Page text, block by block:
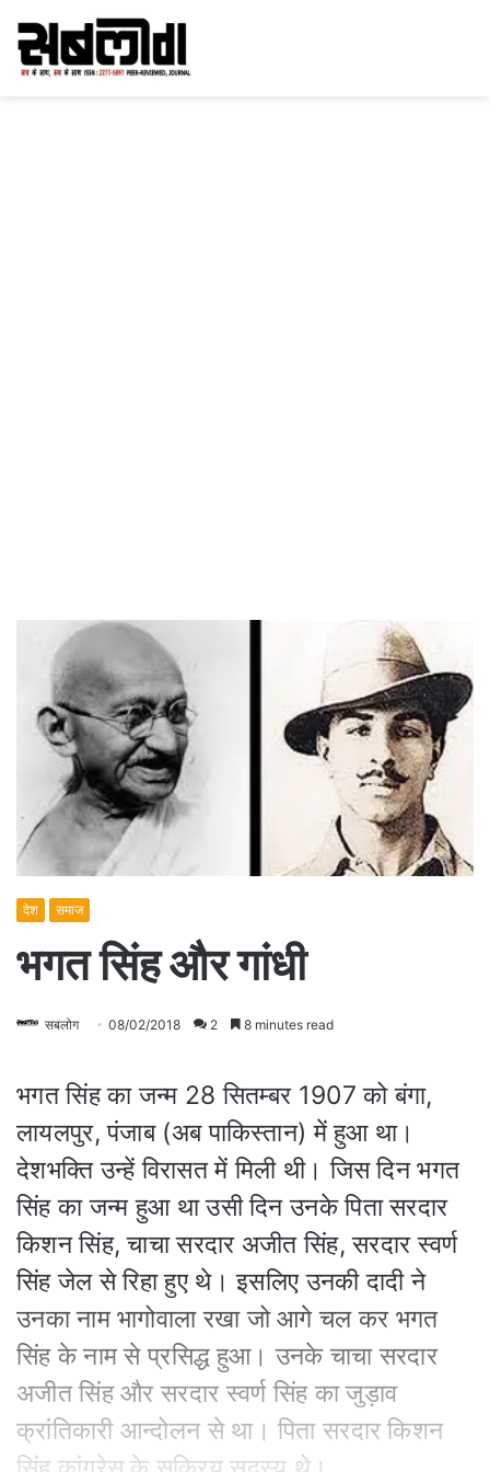
देश समाज
भगत सिंह और गांधी
सबलोग 08/02/2018 2 8 minutes read
भगत सिंह का जन्म 28 सितम्बर 1907 को बंगा,
लायलपुर, पंजाब (अब पाकिस्तान) में हुआ था।
देशभक्ति उन्हें विरासत में मिली थी। जिस दिन भगत
सिंह का जन्म हुआ था उसी दिन उनके पिता सरदार
किशन सिंह, चाचा सरदार अजीत सिंह, सरदार स्वर्ण
सिंह जेल से रिहा हुए थे। इसलिए उनकी दादी ने
उनका नाम भागोवाला रखा जो आगे चल कर भगत
सिंह के नाम से प्रसिद्ध हुआ। उनके चाचा सरदार
अजीत सिंह और सरदार स्वर्ण सिंह का जुड़ाव
क्रांतिकारी आन्दोलन से था। पिता सरदार किशन